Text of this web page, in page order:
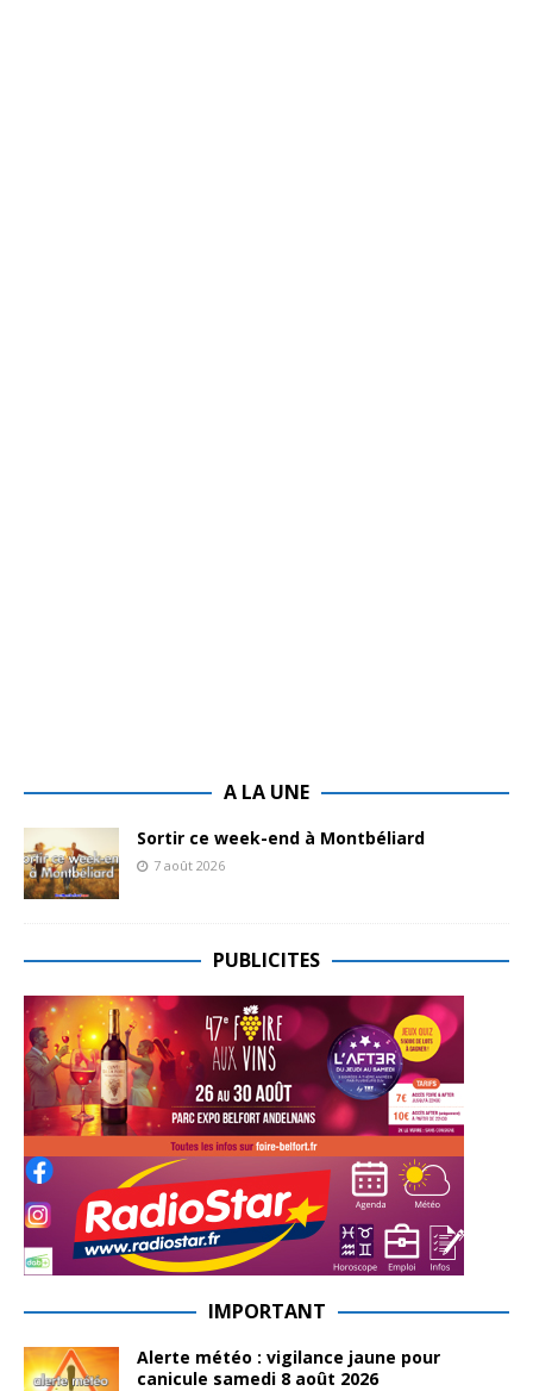
A LA UNE
Sortir ce week-end à Montbéliard
7 août 2026
PUBLICITES
IMPORTANT
Alerte météo : vigilance jaune pour
canicule samedi 8 août 2026